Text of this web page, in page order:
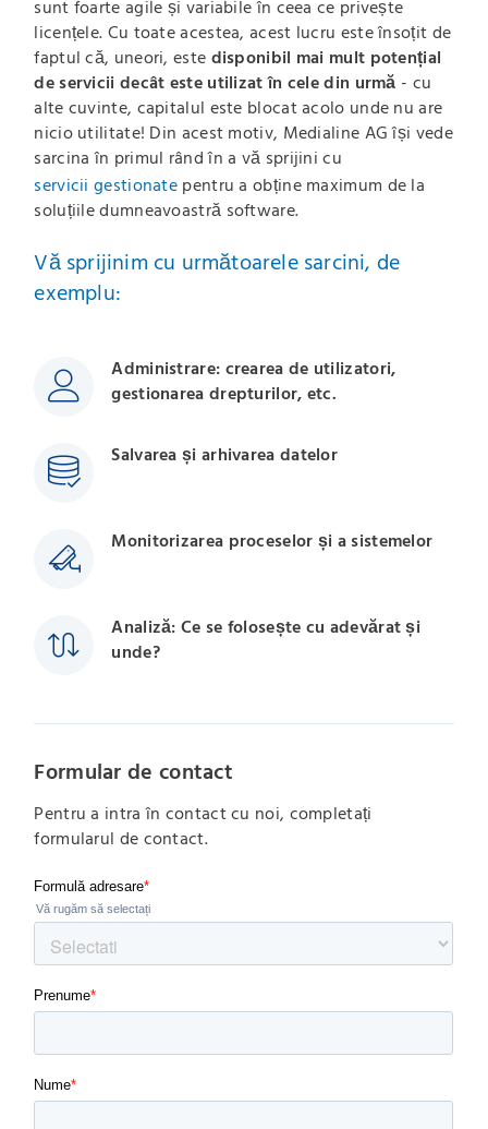
sunt foarte agile și variabile în ceea ce privește
licențele. Cu toate acestea, acest lucru este însoțit de
faptul că, uneori, este disponibil mai mult potențial
de servicii decât este utilizat în cele din urmă - cu
alte cuvinte, capitalul este blocat acolo unde nu are
nicio utilitate! Din acest motiv, Medialine AG își vede
sarcina în primul rând în a vă sprijini cu
servicii gestionate pentru a obține maximum de la
soluțiile dumneavoastră software.
Vă sprijinim cu următoarele sarcini, de
exemplu:
Administrare: crearea de utilizatori,
gestionarea drepturilor, etc.
Salvarea și arhivarea datelor
Monitorizarea proceselor și a sistemelor
Analiză: Ce se folosește cu adevărat și
unde?
Formular de contact
Pentru a intra în contact cu noi, completați
formularul de contact.